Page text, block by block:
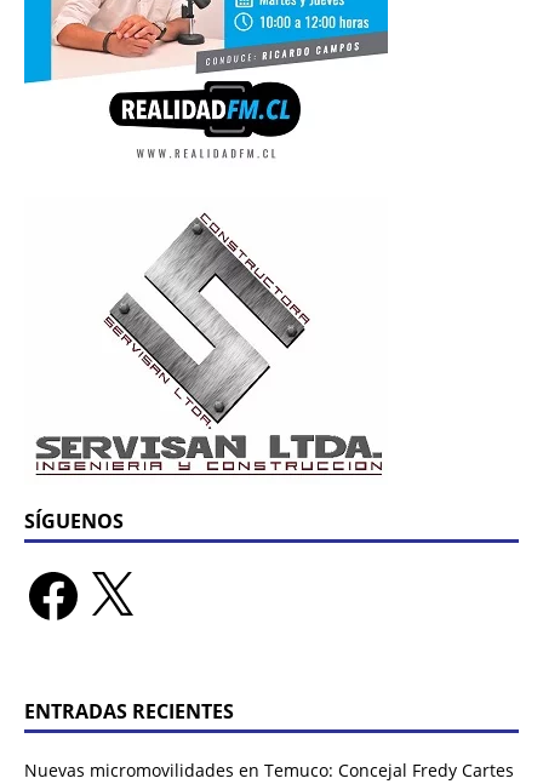
SÍGUENOS
ENTRADAS RECIENTES
Nuevas micromovilidades en Temuco: Concejal Fredy Cartes